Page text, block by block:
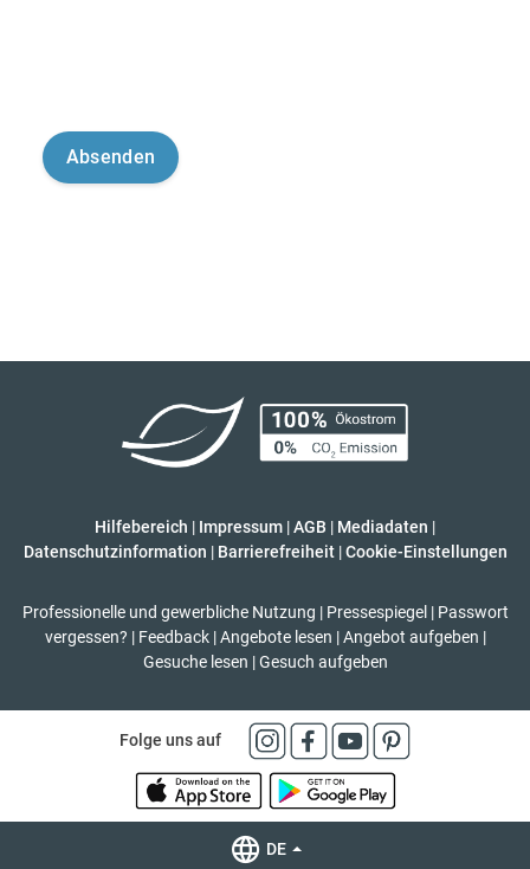
Hilfebereich | Impressum |AGB | Mediadaten |
Datenschutzinformation | Barrierefreiheit | Cookie-Einstellungen
Professionelle und gewerbliche Nutzung | Pressespiegel | Passwort
vergessen? | Feedback | Angebote lesen | Angebot aufgeben |
Gesuche lesen | Gesuch aufgeben
Folge uns auf
DE